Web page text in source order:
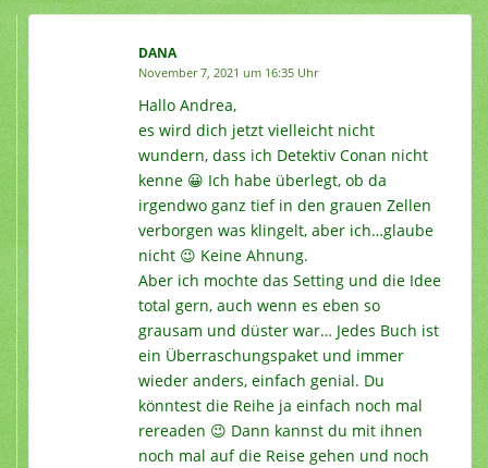
DANA
November 7, 2021 um 16:35 Uhr
Hallo Andrea,
es wird dich jetzt vielleicht nicht
wundern, dass ich Detektiv Conan nicht
kenne 😀 Ich habe überlegt, ob da
irgendwo ganz tief in den grauen Zellen
verborgen was klingelt, aber ich…glaube
nicht 😉 Keine Ahnung.
Aber ich mochte das Setting und die Idee
total gern, auch wenn es eben so
grausam und düster war… Jedes Buch ist
ein Überraschungspaket und immer
wieder anders, einfach genial. Du
könntest die Reihe ja einfach noch mal
rereaden 😉 Dann kannst du mit ihnen
noch mal auf die Reise gehen und noch